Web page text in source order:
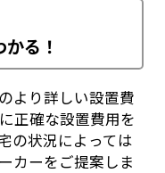
る！
より詳しい設置費
正確な設置費用を
の状況によっては
カーをご提案しま